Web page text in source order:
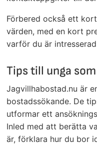
Förbered också ett
värden, med en kort
varför du är
Tips till unga
Jagvillhabostad.nu är
bostadssökande. De
utformar ett
Inled med att berätta
är, förklara hur du bor